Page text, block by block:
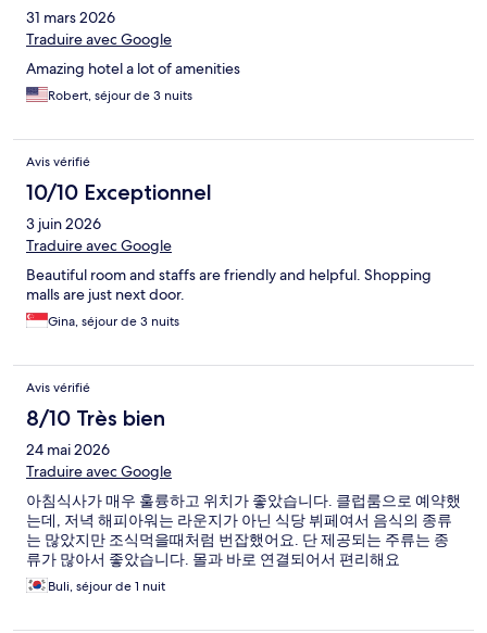
31 mars 2026
Traduire avec Google
Amazing hotel a lot of amenities
Robert, séjour de 3 nuits
Avis vérifié
10/10 Exceptionnel
3 juin 2026
Traduire avec Google
Beautiful room and staffs are friendly and helpful. Shopping
malls are just next door.
Gina, séjour de 3 nuits
Avis vérifié
8/10 Très bien
24 mai 2026
Traduire avec Google
아침식사가 매우 훌륭하고 위치가 좋았습니다. 클럽룸으로 예약했
는데, 저녁 해피아워는 라운지가 아닌 식당 뷔페여서 음식의 종류
는 많았지만 조식먹을때처럼 번잡했어요. 단 제공되는 주류는 종
류가 많아서 좋았습니다. 몰과 바로 연결되어서 편리해요
Buli, séjour de 1 nuit